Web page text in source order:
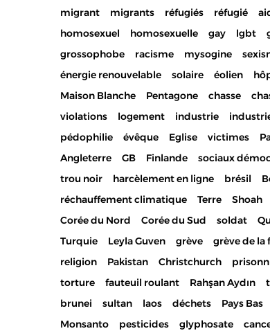
migrant
migrants réfugiés réfugié
homosexuel
homosexuelle gay lgbt
grossophobe
racisme mysogine
énergie renouvelable
solaire éolien
Maison Blanche
Pentagone chasse
violations
logement industrie
pédophilie
évêque Eglise victimes
Angleterre
GB Finlande sociaux
trou noir
harcèlement en ligne brésil
réchauffement climatique
Terre Shoah
Corée du Nord
Corée du Sud soldat
Turquie
Leyla Guven grève grève de la
religion
Pakistan Christchurch
torture
fauteuil roulant Rahşan Aydın
brunei
sultan laos déchets Pays Bas
Monsanto
pesticides glyphosate